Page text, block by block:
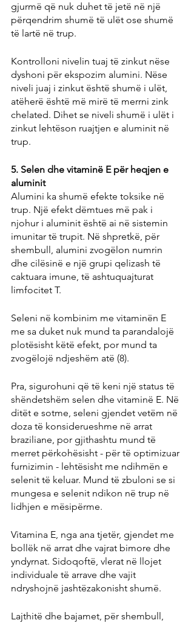
gjurmë që nuk duhet të jetë në një
përqendrim shumë të ulët ose shumë
të lartë në trup.
Kontrolloni nivelin tuaj të zinkut nëse
dyshoni për ekspozim alumini. Nëse
niveli juaj i zinkut është shumë i ulët,
atëherë është më mirë të merrni zink
chelated. Dihet se niveli shumë i ulët i
zinkut lehtëson ruajtjen e aluminit në
trup.
5. Selen dhe vitaminë E për heqjen e
aluminit
Alumini ka shumë efekte toksike në
trup. Një efekt dëmtues më pak i
njohur i aluminit është ai në sistemin
imunitar të trupit. Në shpretkë, për
shembull, alumini zvogëlon numrin
dhe cilësinë e një grupi qelizash të
caktuara imune, të ashtuquajturat
limfocitet T.
Seleni në kombinim me vitaminën E
me sa duket nuk mund ta parandalojë
plotësisht këtë efekt, por mund ta
zvogëlojë ndjeshëm atë (8).
Pra, sigurohuni që të keni një status të
shëndetshëm selen dhe vitaminë E. Në
ditët e sotme, seleni gjendet vetëm në
doza të konsiderueshme në arrat
braziliane, por gjithashtu mund të
merret përkohësisht - për të optimizuar
furnizimin - lehtësisht me ndihmën e
selenit të keluar. Mund të zbuloni se si
mungesa e selenit ndikon në trup në
lidhjen e mësipërme.
Vitamina E, nga ana tjetër, gjendet me
bollëk në arrat dhe vajrat bimore dhe
yndyrnat. Sidoqoftë, vlerat në llojet
individuale të arrave dhe vajit
ndryshojnë jashtëzakonisht shumë.
Lajthitë dhe bajamet, për shembull,